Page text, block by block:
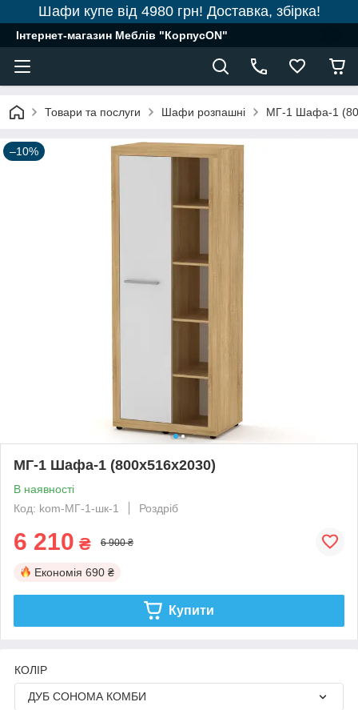
Шафи купе від 4980 грн! Доставка, збірка!
Інтернет-магазин Меблів "КорпусON"
Товари та послуги Шафи розпашні МГ-1 Шафа-1
–10%
МГ-1 Шафа-1 (800х516х2030)
В наявності
Код: kom-МГ-1-шк-1
Роздріб
6 210 ₴ 6 900 ₴
Економія 690 ₴
Купити
КОЛІР
ДУБ СОНОМА КОМБИ